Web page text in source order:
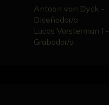
Antoon van Dyck -
Diseñador/a
Lucas Vorsterman I -
Grabador/a